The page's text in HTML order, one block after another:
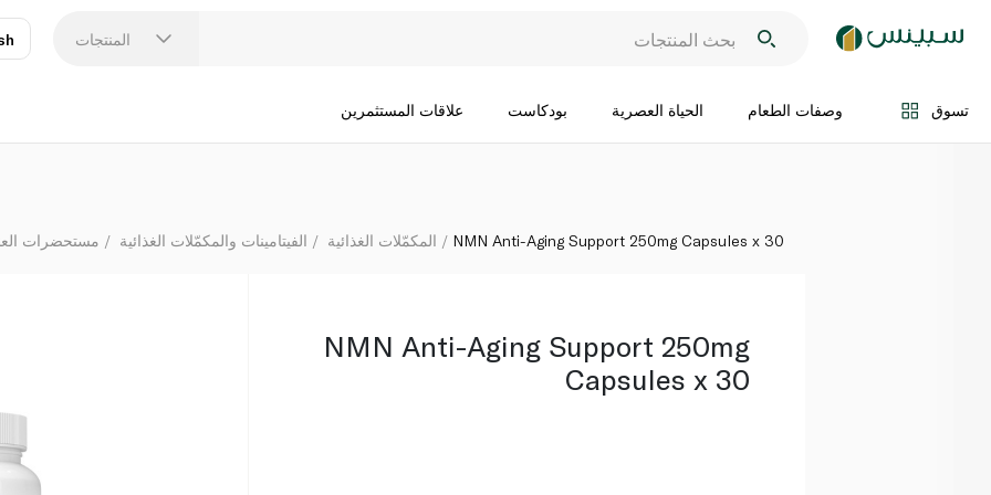
المنتجات
تسوق وصفات الطعام الحياة العصرية بودكاست علاقات المستثمرين
اضف الى السلة
مستحضرات الفيتامينات والمكمّلات الغذائية المكمّلات الغذائية NMN Anti-Aging Support 250mg Capsules x 30
NMN Anti-Aging Support 250mg
Capsules x 30